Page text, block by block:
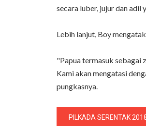
secara luber, jujur dan adil
Lebih lanjut, Boy
"Papua termasuk sebagai
Kami akan mengatasi
pungkasnya.
PILKADA SERENTAK